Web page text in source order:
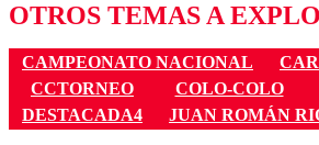
OTROS TEMAS A
CAMPEONATO NACIONAL
CCTORNEO
COLO-COLO
DESTACADA4
JUAN ROMÁN